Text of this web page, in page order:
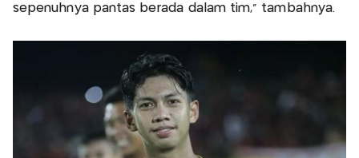
sepenuhnya pantas berada dalam tim,” tambahnya.